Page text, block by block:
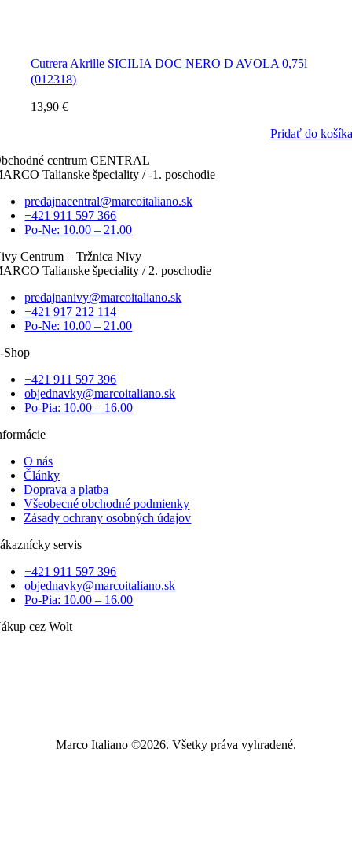
Cutrera Akrille SICILIA DOC NERO D AVOLA 0,75l
(012318)
13,90€
Pridať do košíka
centrum CENTRAL
Talianske špeciality / -1. poschodie
predajnacentral@marcoitaliano.sk
+421 911 597 366
Po-Ne: 10.00 – 21.00
Centrum – Tržnica Nivy
Talianske špeciality / 2. poschodie
predajnanivy@marcoitaliano.sk
+421 917 212 114
Po-Ne: 10.00 – 21.00
Shop
+421 911 597 396
objednavky@marcoitaliano.sk
Po-Pia: 10.00 – 16.00
O nás
Články
Doprava a platba
Všeobecné obchodné podmienky
Zásady ochrany osobných údajov
servis
+421 911 597 396
objednavky@marcoitaliano.sk
Po-Pia: 10.00 – 16.00
cez Wolt
Marco Italiano ©2026. Všetky práva vyhradené.